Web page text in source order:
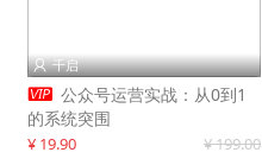
 千启
 公众号运营实战：从0到1
的系统突围
¥ 19.90 ¥ 199.00